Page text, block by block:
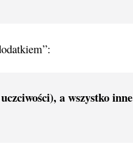
a wszystko inne